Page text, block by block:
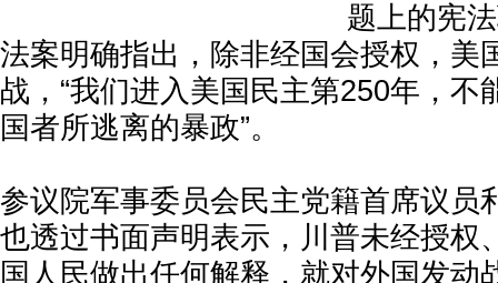
题上的宪
法案明确指出，除非经国会授权，美
战，“我们进入美国民主第250年，不
国者所逃离的暴政”。
参议院军事委员会民主党籍首席议员
也透过书面声明表示，川普未经授权
国人民做出任何解释，就对外国发动